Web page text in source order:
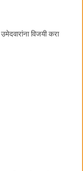
उमेदवारांना विजयी करा